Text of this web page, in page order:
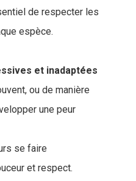
de respecter les
espèce.
et inadaptées
ou de manière
une peur
se faire
et respect.